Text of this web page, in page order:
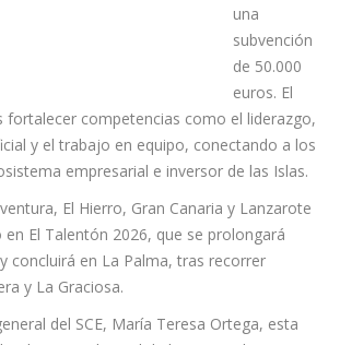
el SCE a
través de
una
subvención
de 50.000
euros. El
competencias como el liderazgo,
y el trabajo en equipo, conectando a los
empresarial e inversor de las Islas.
El Hierro, Gran Canaria y Lanzarote
El Talentón 2026, que se prolongará
concluirá en La Palma, tras recorrer
y La Graciosa.